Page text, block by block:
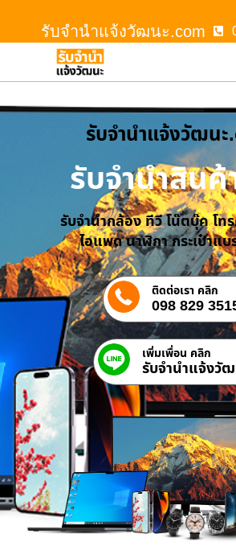
รับจํานําแจ้งวัฒนะ.com
รับจํานําแจ้งวัฒน
รับจำนำสินค้
รับจำนำกล้อง ทีวี โน๊ตบุ๊ค โ
ไอแพด นาฬิกา กระเป๋าแ
ติดต่อเรา คลิก
098 829
เพิ่มเพื่อน คลิก
รับจํานําแจ้งวั